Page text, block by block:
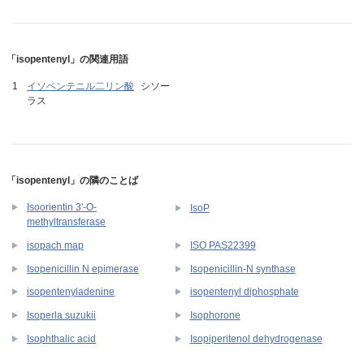
「isopentenyl」の関連用語
イソペンテニル二リン酸
シソー
ラス
「isopentenyl」の隣のことば
Isoorientin 3'-O-
methyltransferase
IsoP
isopach map ISO PAS22399
Isopenicillin N epimerase Isopenicillin-N synthase
isopentenyladenine isopentenyl diphosphate
Isoperla suzukii Isophorone
Isophthalic acid Isopiperitenol dehydrogenase